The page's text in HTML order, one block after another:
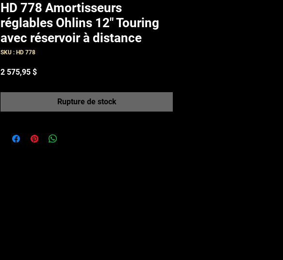
HD 778 Amortisseurs
réglables Ohlins 12" Touring
avec réservoir à distance
SKU : HD 778
2 575,95 $Prix
Rupture de stock